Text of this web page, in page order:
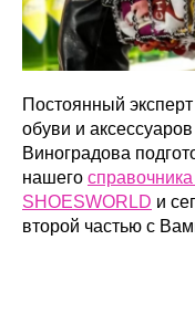
Постоянный
обуви и
Виноградова
нашего
SHOESWORLD и
второй частью с